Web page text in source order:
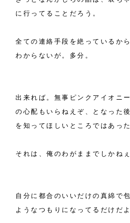
に行ってることだろう。
全ての連絡手段を絶っているか
わからないが。多分。
出来れば。無事ピンクアイオニ
の心配もいらねえぞ、となった
を知ってほしいところではあっ
それは、俺のわがままでしかねぇ
自分に都合のいいだけの真綿で
ようなつもりになってるだけだよ